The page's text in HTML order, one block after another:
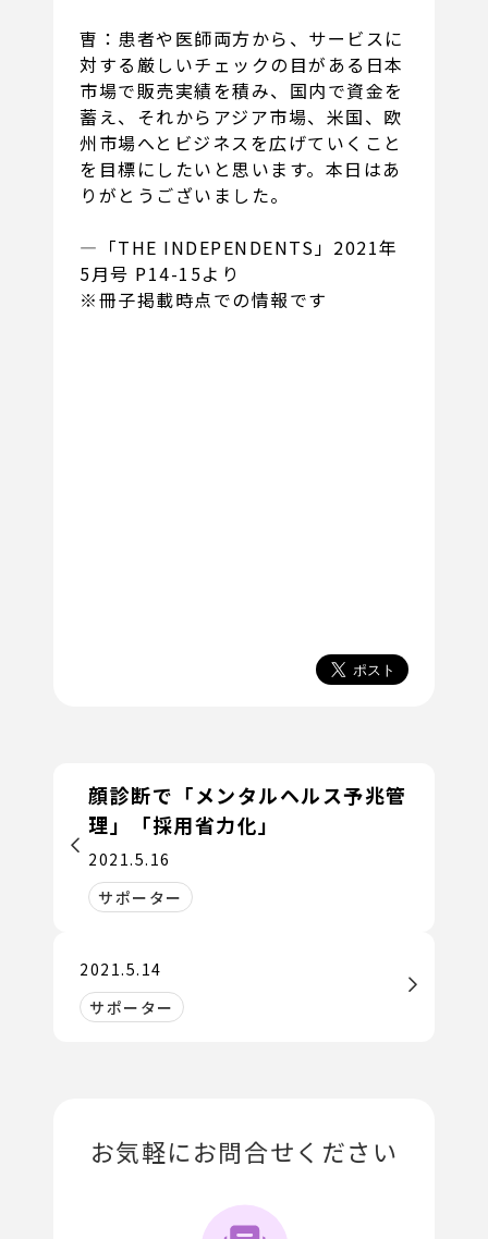
曺：患者や医師両方から、サービスに
対する厳しいチェックの目がある日本
市場で販売実績を積み、国内で資金を
蓄え、それからアジア市場、米国、欧
州市場へとビジネスを広げていくこと
を目標にしたいと思います。本日はあ
りがとうございました。
―「THE INDEPENDENTS」2021年
5月号 P14-15より
※冊子掲載時点での情報です
顔診断で「メンタルヘルス予兆管
理」「採用省力化」
2021.5.16
サポーター
2021.5.14
サポーター
お気軽にお問合せください